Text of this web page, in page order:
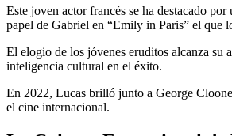
Este joven actor francés se ha destacado
papel de Gabriel en “Emily in Paris” el que
El elogio de los jóvenes eruditos alcanza su
inteligencia cultural en el éxito.
En 2022, Lucas brilló junto a George
el cine internacional.